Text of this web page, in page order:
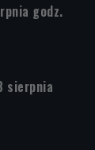
godz.
sierpnia